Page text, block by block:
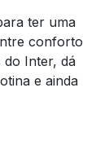
ter uma
conforto
do Inter, dá
e ainda